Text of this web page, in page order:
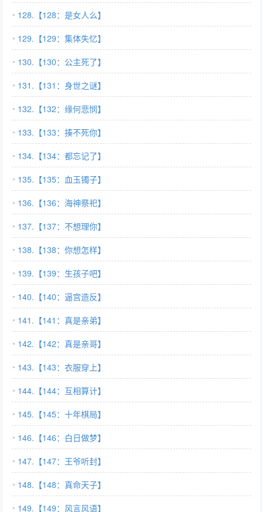
128.【128：是女人么】
129.【129：集体失忆】
130.【130：公主死了】
131.【131：身世之谜】
132.【132：缘何悲悯】
133.【133：揍不死你】
134.【134：都忘记了】
135.【135：血玉镯子】
136.【136：海神祭祀】
137.【137：不想理你】
138.【138：你想怎样】
139.【139：生孩子吧】
140.【140：逼宫造反】
141.【141：真是亲弟】
142.【142：真是亲哥】
143.【143：衣服穿上】
144.【144：互相算计】
145.【145：十年棋局】
146.【146：白日做梦】
147.【147：王爷听封】
148.【148：真命天子】
149.【149：风言风语】